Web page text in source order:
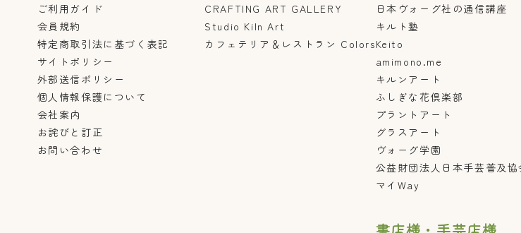
ご利用ガイド
会員規約
特定商取引法に基づく表記
サイトポリシー
外部送信ポリシー
個人情報保護について
会社案内
お詫びと訂正
お問い合わせ
CRAFTING ART GALLERY
Studio Kiln Art
カフェテリア＆レストラン Colors
日本ヴォーグ社の通信講座
キルト塾
Keito
amimono.me
キルンアート
ふしぎな花倶楽部
プラントアート
グラスアート
ヴォーグ学園
公益財団法人日本手芸普及協
マイWay